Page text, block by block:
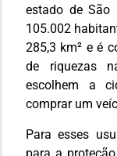
estado de São
105.002
285,3 km² e é
de riquezas
escolhem a
comprar um
Para esses